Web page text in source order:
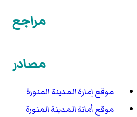
مراجع
مصادر
موقع إمارة المدينة المنورة
موقع أمانة المدينة المنورة